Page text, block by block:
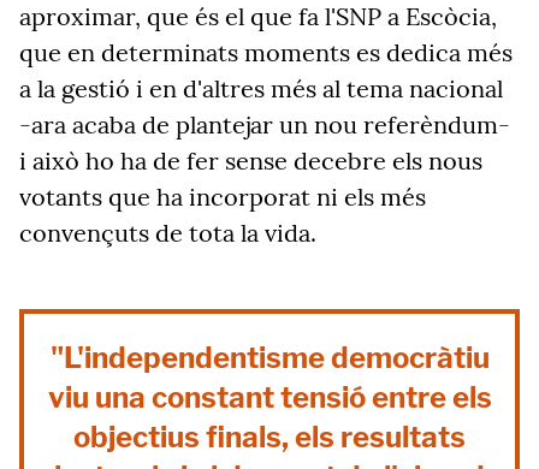
aproximar, que és el que fa l'SNP a Escòcia,
que en determinats moments es dedica més
a la gestió i en d'altres més al tema nacional
-ara acaba de plantejar un nou referèndum-
i això ho ha de fer sense decebre els nous
votants que ha incorporat ni els més
convençuts de tota la vida.
"L'independentisme democràtiu
viu una constant tensió entre els
objectius finals, els resultats